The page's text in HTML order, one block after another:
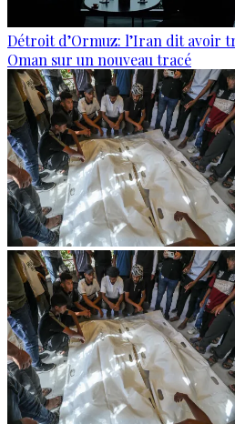
Détroit d’Ormuz: l’Iran dit avoir
Oman sur un nouveau tracé